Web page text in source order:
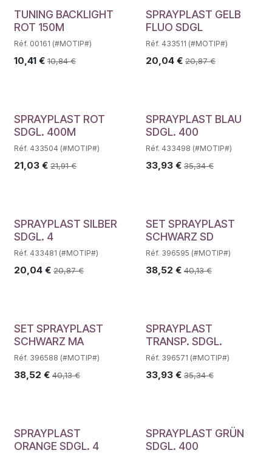
TUNING BACKLIGHT
ROT 150M
Réf. 00161 (#MOTIP#)
10,41 € 10,84€
SPRAYPLAST GELB
FLUO SDGL
Réf. 433511 (#MOTIP#)
20,04€ 20,87€
SPRAYPLAST ROT
SDGL. 400M
Réf. 433504 (#MOTIP#)
21,03 € 21,91€
SPRAYPLAST BLAU
SDGL. 400
Réf. 433498 (#MOTIP#)
33,93€ 35,34€
SPRAYPLAST SILBER
SDGL. 4
Réf. 433481 (#MOTIP#)
20,04 € 20,87€
SET SPRAYPLAST
SCHWARZ SD
Réf. 396595 (#MOTIP#)
38,52 € 40,13€
SET SPRAYPLAST
SCHWARZ MA
Réf. 396588 (#MOTIP#)
38,52 € 40,13€
SPRAYPLAST
TRANSP. SDGL.
Réf. 396571 (#MOTIP#)
33,93€ 35,34€
SPRAYPLAST
ORANGE SDGL. 4
SPRAYPLAST GRÜN
SDGL. 400